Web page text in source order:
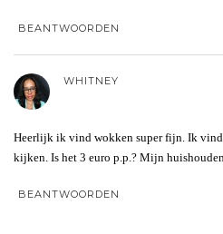
BEANTWOORDEN
WHITNEY
Heerlijk ik vind wokken super fijn. Ik vind
kijken. Is het 3 euro p.p.? Mijn
BEANTWOORDEN